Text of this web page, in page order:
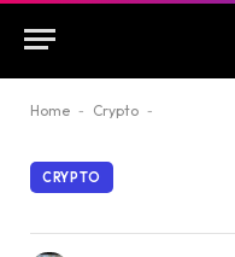
Home - Crypto -
CRYPTO